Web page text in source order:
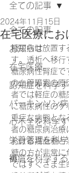
全ての記事
お知らせ
在宅医療
認知症を科学
パーキンソン
心不全を科学
栄養管理を科
褥瘡を科学する
全ての記事
在宅医療にお
2024年11月15日
糖尿病は放置す
す。透析へ移行
糖尿病性腎症で
の血管障害の原
者では軽症の糖
に糖尿病性のケ
重症な病態とな
者の糖尿病治療
おける高血糖と
糖の方が非常に
ではすぐさま生